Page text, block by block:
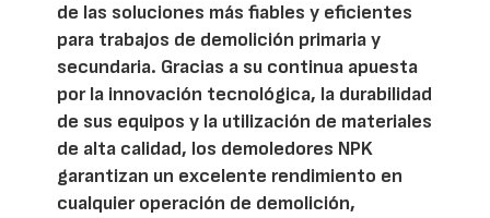
de las soluciones más fiables y eficientes
para trabajos de demolición primaria y
secundaria. Gracias a su continua apuesta
por la innovación tecnológica, la durabilidad
de sus equipos y la utilización de materiales
de alta calidad, los demoledores NPK
garantizan un excelente rendimiento en
cualquier operación de demolición,